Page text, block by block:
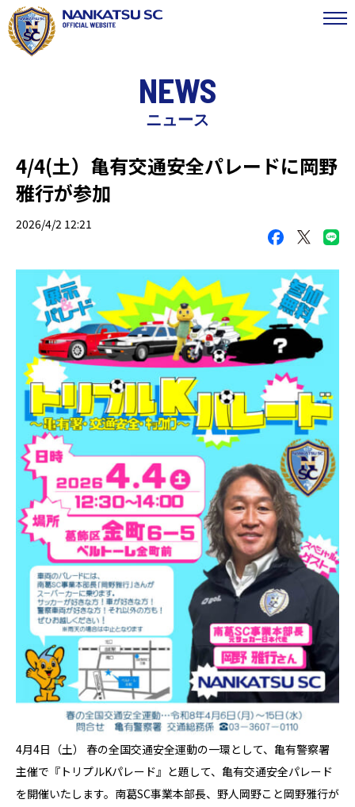
NEWS
ニュース
4/4(土）亀有交通安全パレードに岡野
雅行が参加
2026/4/2 12:21
4月4日（土） 春の全国交通安全運動の一環として、亀有警察署
主催で『トリプルKパレード』と題して、亀有交通安全パレード
を開催いたします。南葛SC事業本部長、野人岡野こと岡野雅行が